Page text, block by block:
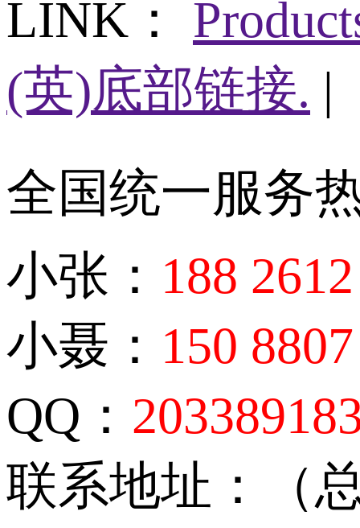
LINK：
(英)底部链接. |
全国统一服务
小张： 188
小聂： 150
QQ：
联系地址：（